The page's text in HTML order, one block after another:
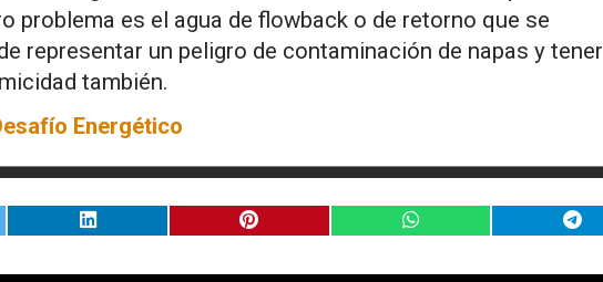
problema es el agua de flowback o de retorno que se
representar un peligro de contaminación de napas y tener
también.
Energético